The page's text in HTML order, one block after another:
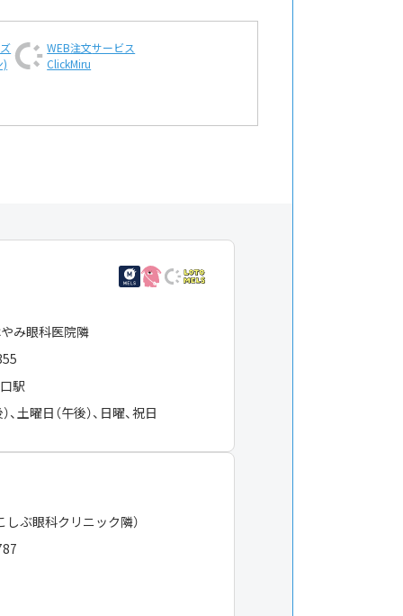
)
WEB注文サービス
ClickMiru
み眼科医院隣
駅
、土曜日（午後）、日曜、祝日
ぶ眼科クリニック隣）